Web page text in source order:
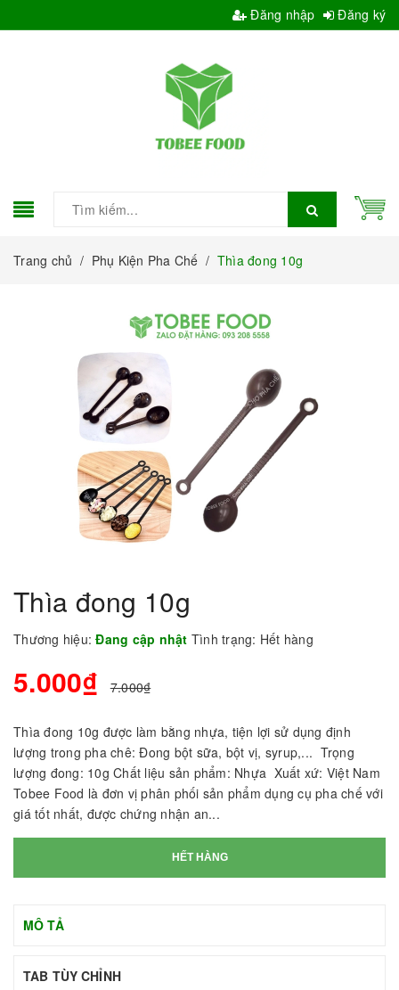
Đăng nhập Đăng ký
Trang chủ / Phụ Kiện Pha Chế / Thìa đong 10g
Thìa đong 10g
Thương hiệu: Đang cập nhật Tình trạng: Hết hàng
5.000₫ 7.000₫
Thìa đong 10g được làm bằng nhựa, tiện lợi sử dụng định
lượng trong pha chê: Đong bột sữa, bột vị, syrup,... Trọng
lượng đong: 10g Chất liệu sản phẩm: Nhựa Xuất xứ: Việt Nam
Tobee Food là đơn vị phân phối sản phẩm dụng cụ pha chế với
giá tốt nhất, được chứng nhận an...
HẾT HÀNG
MÔ TẢ
TAB TÙY CHỈNH